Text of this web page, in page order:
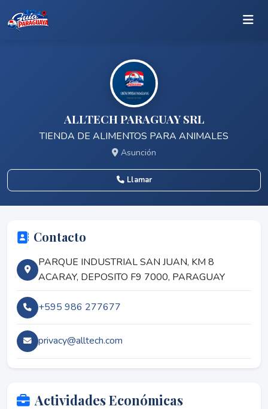
ALLTECH PARAGUAY SRL
TIENDA DE ALIMENTOS PARA ANIMALES
Asunción
Llamar
Contacto
PARQUE INDUSTRIAL SAN JUAN, KM 8
ACARAY, DEPOSITO F9 7000, PARAGUAY
+595 986 277677
privacy@alltech.com
Actividades Económicas